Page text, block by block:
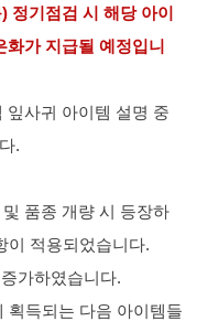
정기점검 시 해당 아이
화가 지급될 예정입니
사귀 아이템 설명 중
.
품종 개량 시 등장하
이 적용되었습니다.
가하였습니다.
획득되는 다음 아이템들